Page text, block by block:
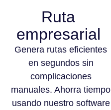
Ruta
empresarial
Genera rutas eficientes
en segundos sin
complicaciones
manuales. Ahorra tiempo
usando nuestro software